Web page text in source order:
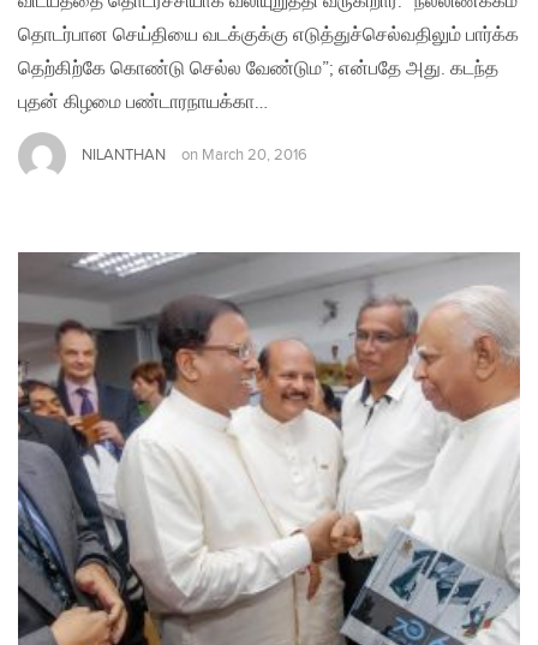
தொடர்பான செய்தியை வடக்குக்கு எடுத்துச்செல்வதிலும் பார்க்க
தெற்கிற்கே கொண்டு செல்ல வேண்டும”; என்பதே அது. கடந்த
புதன் கிழமை பண்டாரநாயக்கா…
NILANTHAN on March 20, 2016